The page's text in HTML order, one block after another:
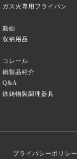
ガス火専用フライパン
動画
収納用品
コレール
鍋製品紹介
Q&A
鉄鋳物製調理器具
プライバシーポリシー